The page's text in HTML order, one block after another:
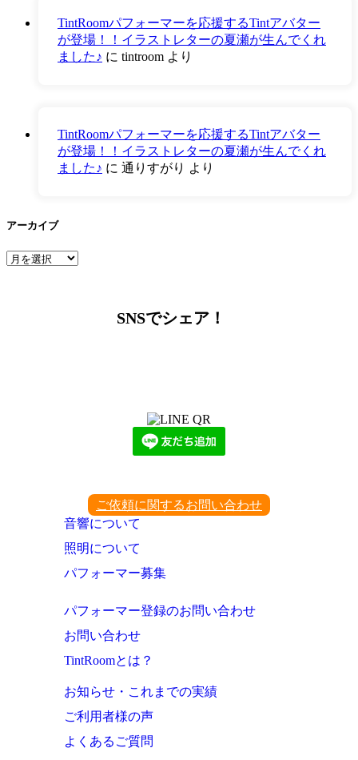
TintRoomパフォーマーを応援するTintアバター
が登場！！イラストレターの夏瀬が生んでくれ
ました♪ に tintroom より
TintRoomパフォーマーを応援するTintアバター
が登場！！イラストレターの夏瀬が生んでくれ
ました♪ に 通りすがり より
アーカイブ
ア
SNSでシェア！
ご依頼に関するお問い合わせ
音響について
照明について
パフォーマー募集
パフォーマー登録のお問い合わせ
お問い合わせ
TintRoomとは？
お知らせ・これまでの実績
ご利用者様の声
よくあるご質問